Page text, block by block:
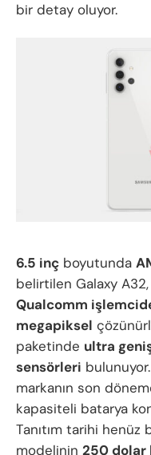
bir detay oluyor.
6.5 inç boyutunda
belirtilen Galaxy
Qualcomm
megapiksel
paketinde ultra
sensörleri bulunuyor.
markanın son
kapasiteli batarya
Tanıtım tarihi henüz
modelinin 250 dolar